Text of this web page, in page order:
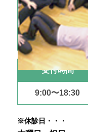
受付時間
9:00〜18:30
※休診日・・・